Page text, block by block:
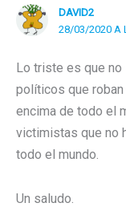
DAVID2
28/03/2020 A
Lo triste es que
políticos que
encima de todo el
victimistas que no
todo el mundo.
Un saludo.